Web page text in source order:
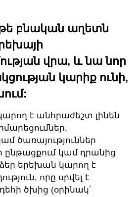
եթե բնական աղետն
վրա, և նա նոր
կարիք ունի,
է անհրաժեշտ լինեն
ծառայություններ
կամ դրանից
երեխան կարող է
որը սրվել է
ծխից (օրինակ՝